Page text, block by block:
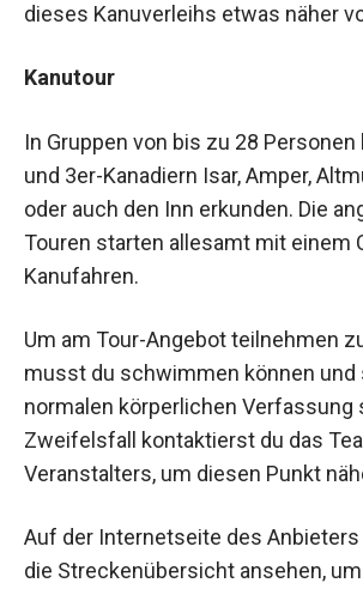
dieses Kanuverleihs etwas näher
Kanutour
In Gruppen von bis zu 28
und 3er-Kanadiern Isar, Amper,
oder auch den Inn erkunden. Die
Touren starten allesamt mit einem
Kanufahren.
Um am Tour-Angebot teilnehmen
musst du schwimmen können und
normalen körperlichen Verfassung
Zweifelsfall kontaktierst du das
Veranstalters, um diesen Punkt
Auf der Internetseite des
die Streckenübersicht ansehen,